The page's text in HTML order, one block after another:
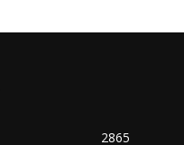
2865